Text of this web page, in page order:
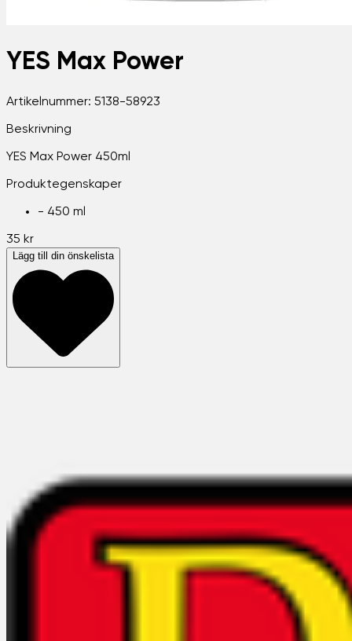
YES Max Power
Artikelnummer: 5138-58923
Beskrivning
YES Max Power 450ml
Produktegenskaper
- 450 ml
35 kr
Lägg till din önskelista